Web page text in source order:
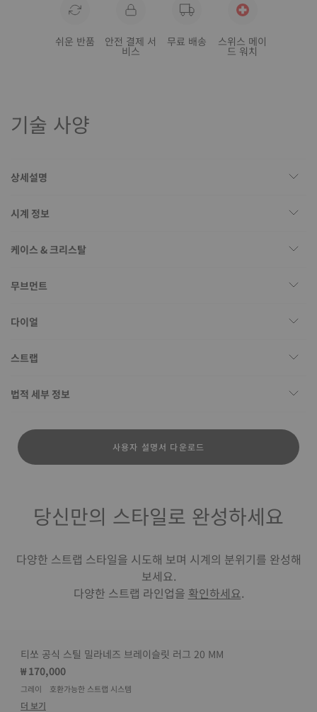
쉬운 반품 안전 결제 서
비스
무료 배송 스위스 메이
드 워치
기술 사양
상세설명
시계 정보
케이스 & 크리스탈
무브먼트
다이얼
스트랩
법적 세부 정보
사용자 설명서 다운로드
당신만의 스타일로 완성하세요
다양한 스트랩 스타일을 시도해 보며 시계의 분위기를 완성해
보세요.
다양한 스트랩 라인업을 확인하세요.
티쏘 공식 스틸 밀라네즈 브레이슬릿 러그 20 MM
₩ 170,000
그레이 호환가능한 스트랩 시스템
더 보기